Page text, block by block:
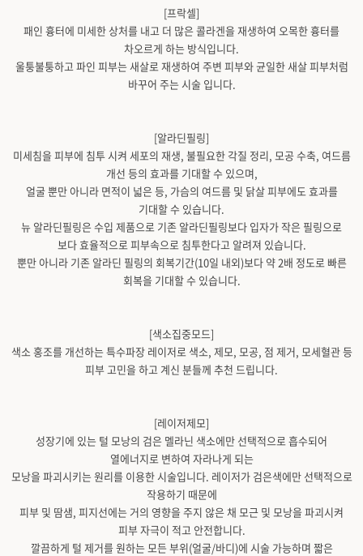
[프락셀]
패인 흉터에 미세한 상처를 내고 더 많은 콜라겐을 재생하여 오목한 흉터를
차오르게 하는 방식입니다.
울퉁불퉁하고 파인 피부는 새살로 재생하여 주변 피부와 균일한 새살 피부처럼
바꾸어 주는 시술 입니다.
[알라딘필링]
미세침을 피부에 침투 시켜 세포의 재생, 불필요한 각질 정리, 모공 수축, 여드름
개선 등의 효과를 기대할 수 있으며,
얼굴 뿐만 아니라 면적이 넓은 등, 가슴의 여드름 및 닭살 피부에도 효과를
기대할 수 있습니다.
뉴 알라딘필링은 수입 제품으로 기존 알라딘필링보다 입자가 작은 필링으로
보다 효율적으로 피부속으로 침투한다고 알려져 있습니다.
뿐만 아니라 기존 알라딘 필링의 회복기간(10일 내외)보다 약 2배 정도로 빠른
회복을 기대할 수 있습니다.
[색소집중모드]
색소 홍조를 개선하는 특수파장 레이저로 색소, 제모, 모공, 점 제거, 모세혈관 등
피부 고민을 하고 계신 분들께 추천 드립니다.
[레이저제모]
성장기에 있는 털 모낭의 검은 멜라닌 색소에만 선택적으로 흡수되어
열에너지로 변하여 자라나게 되는
모낭을 파괴시키는 원리를 이용한 시술입니다. 레이저가 검은색에만 선택적으로
작용하기 때문에
피부 및 땀샘, 피지선에는 거의 영향을 주지 않은 채 모근 및 모낭을 파괴시켜
피부 자극이 적고 안전합니다.
깔끔하게 털 제거를 원하는 모든 부위(얼굴/바디)에 시술 가능하며 짧은